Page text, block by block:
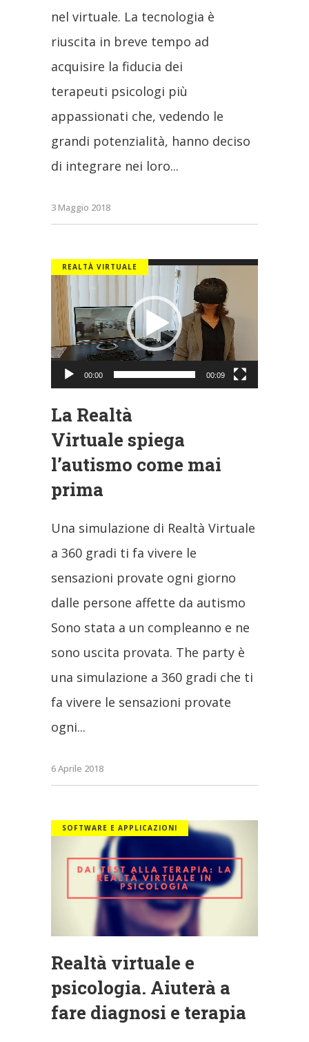
nel virtuale. La tecnologia è
riuscita in breve tempo ad
acquisire la fiducia dei
terapeuti psicologi più
appassionati che, vedendo le
grandi potenzialità, hanno deciso
di integrare nei loro
3 Maggio 2018
REALTÀ VIRTUALE
Video
Player
00:00 00:09
La Realtà
Virtuale spiega
l’autismo come mai
prima
Una simulazione di Realtà Virtuale
a 360 gradi ti fa vivere le
sensazioni provate ogni giorno
dalle persone affette da autismo
Sono stata a un compleanno e ne
sono uscita provata. The party è
una simulazione a 360 gradi che ti
fa vivere le sensazioni provate
ogni
6 Aprile 2018
SOFTWARE E APPLICAZIONI
Realtà virtuale e
psicologia. Aiuterà a
fare diagnosi e terapia